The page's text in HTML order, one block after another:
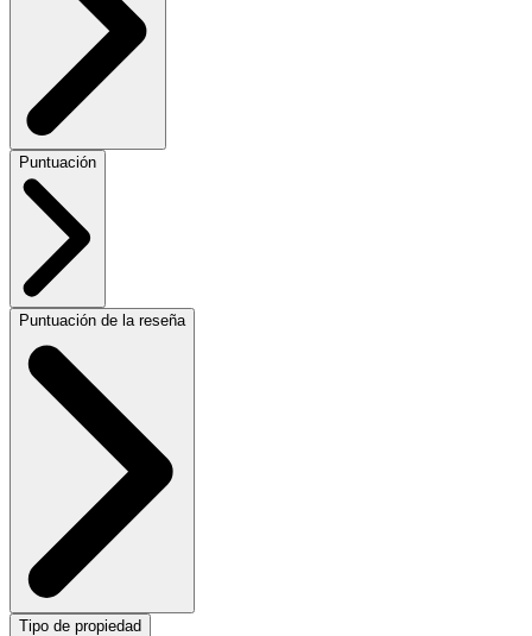
Puntuación
Puntuación de la reseña
Tipo de propiedad